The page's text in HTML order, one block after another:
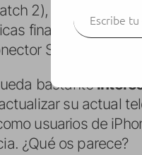
2), os vamos a
finales para el
Smart
bastante
su actual
usuarios de
¿Qué os parece?